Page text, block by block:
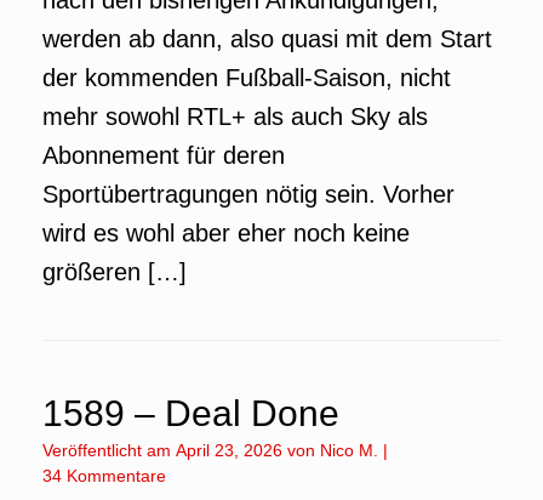
werden ab dann, also quasi mit dem Start
der kommenden Fußball-Saison, nicht
mehr sowohl RTL+ als auch Sky als
Abonnement für deren
Sportübertragungen nötig sein. Vorher
wird es wohl aber eher noch keine
größeren […]
1589 – Deal Done
Veröffentlicht am April 23, 2026 von Nico M.
|
34 Kommentare